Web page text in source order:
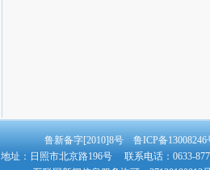
鲁新备字[2010]8号 鲁ICP备
地址：日照市北京路196号 联系电话：0633-